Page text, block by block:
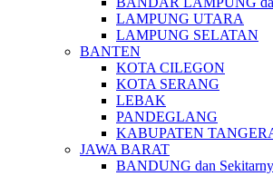
LAMPUNG UTARA
LAMPUNG SELATAN
BANTEN
KOTA CILEGON
KOTA SERANG
LEBAK
PANDEGLANG
KABUPATEN
JAWA BARAT
BANDUNG dan